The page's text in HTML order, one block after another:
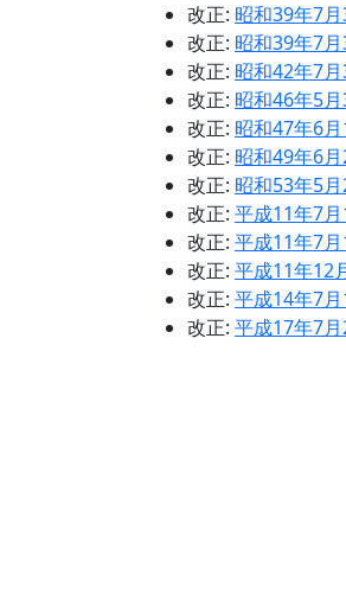
改正: 昭和39年7
改正: 昭和39年7
改正: 昭和42年7
改正: 昭和46年5
改正: 昭和47年6
改正: 昭和49年6
改正: 昭和53年5
改正: 平成11年7
改正: 平成11年7
改正: 平成11年12
改正: 平成14年7
改正: 平成17年7